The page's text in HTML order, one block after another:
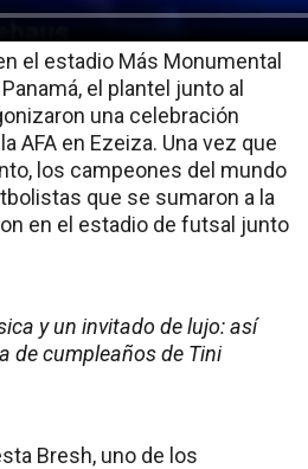
el estadio Más Monumental
el plantel junto al
una celebración
AFA en Ezeiza. Una vez que
los campeones del mundo
que se sumaron a la
en el estadio de futsal junto
y un invitado de lujo: así
de cumpleaños de Tini
Bresh, uno de los